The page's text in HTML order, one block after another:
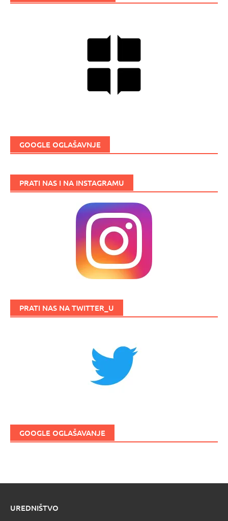
GOOGLE OGLAŠAVNJE
PRATI NAS I NA INSTAGRAMU
PRATI NAS NA TWITTER_U
GOOGLE OGLAŠAVANJE
UREDNIŠTVO